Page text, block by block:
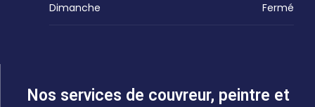
Dimanche Fermé
Nos services de couvreur, peintre et